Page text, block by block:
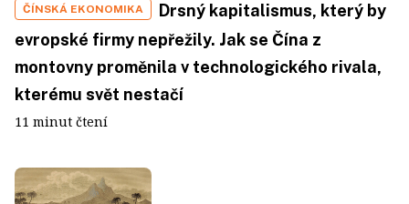
ČÍNSKÁ EKONOMIKA
Drsný kapitalismus, který by
evropské firmy nepřežily. Jak se Čína z
montovny proměnila v technologického rivala,
kterému svět nestačí
11 minut čtení